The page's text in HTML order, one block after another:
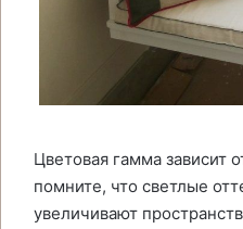
Цветовая гамма зависит
помните, что светлые
увеличивают